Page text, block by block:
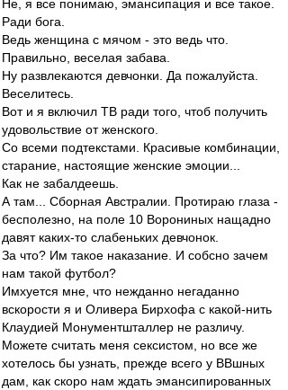
Не, я все понимаю, эмансипация и все такое.
Ради бога.
Ведь женщина с мячом - это ведь что.
Правильно, веселая забава.
Ну развлекаются девчонки. Да пожалуйста.
Веселитесь.
Вот и я включил ТВ ради того, чтоб получить
удовольствие от женского.
Со всеми подтекстами. Красивые комбинации,
старание, настоящие женские эмоции...
Как не забалдеешь.
А там... Сборная Австралии. Протираю глаза -
бесполезно, на поле 10 Ворониных нащадно
давят каких-то слабеньких девчонок.
За что? Им такое наказание. И собсно зачем
нам такой футбол?
Имхуется мне, что нежданно негаданно
вскорости я и Оливера Бирхофа с какой-нить
Клаудией Монументшталлер не различу.
Можете считать меня сексистом, но все же
хотелось бы узнать, прежде всего у ВВшных
дам, как скоро нам ждать эмансипированных